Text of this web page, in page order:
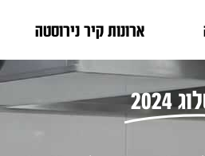
ארונות קיר נירוסטה
2024